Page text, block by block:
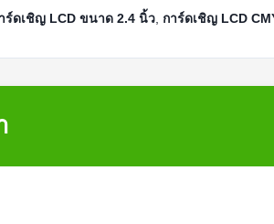
ร์ดเชิญ LCD ขนาด 2.4 นิ้ว การ์ดเชิญ LCD